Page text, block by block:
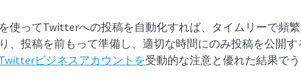
使ってTwitterへの投稿を自動化すれば、タイムリーで頻
、投稿を前もって準備し、適切な時間にのみ投稿を公開す
Twitterビジネスアカウントを受動的な注意と優れた結果で